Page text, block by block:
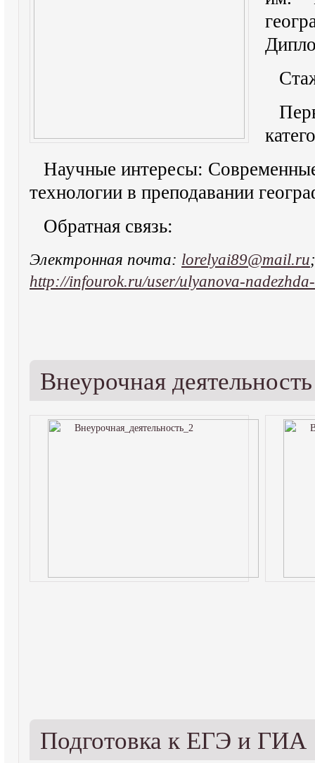
Научные интересы:
технологии в преподавании
Обратная связь:
Электронная почта: lorelyai89@mail.ru;
http://infourok.ru/user/ulyanova-
Внеурочная деятельность
Подготовка к ЕГЭ и ГИА